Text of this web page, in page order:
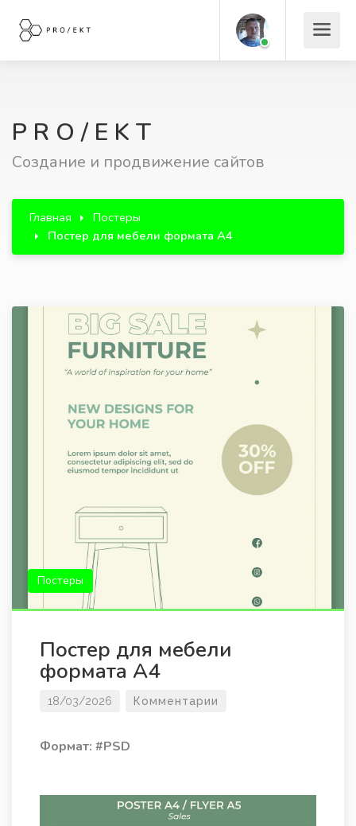
P R O / E K T
Создание и продвижение сайтов
Главная
Постеры
Постер для мебели формата А4
Постеры
Постер для мебели
формата А4
18/03/2026 Комментарии
Формат: #PSD